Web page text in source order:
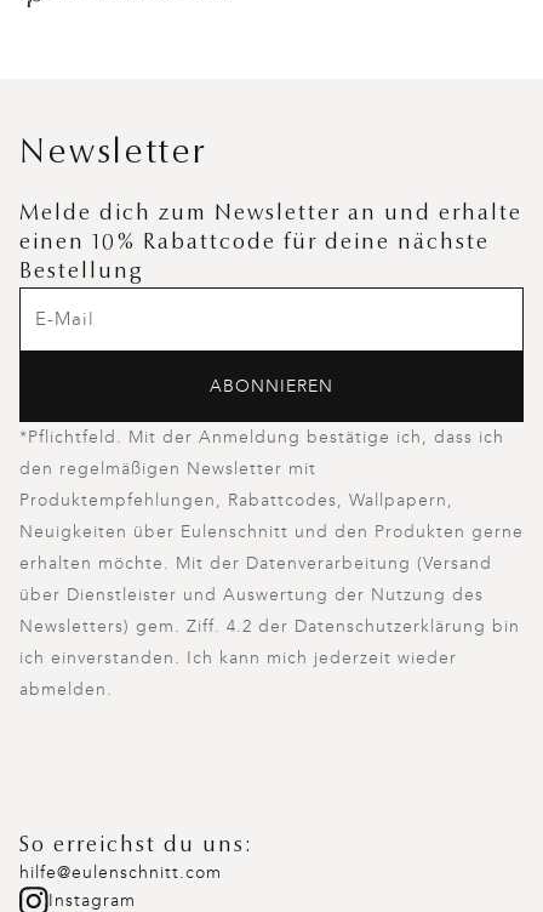
Newsletter
Melde dich zum Newsletter an und erhalte
einen 10% Rabattcode für deine nächste
Bestellung
ABONNIEREN
*Pflichtfeld. Mit der Anmeldung bestätige ich, dass ich
den regelmäßigen Newsletter mit
Produktempfehlungen, Rabattcodes, Wallpapern,
Neuigkeiten über Eulenschnitt und den Produkten gerne
erhalten möchte. Mit der Datenverarbeitung (Versand
über Dienstleister und Auswertung der Nutzung des
Newsletters) gem. Ziff. 4.2 der Datenschutzerklärung bin
ich einverstanden. Ich kann mich jederzeit wieder
abmelden.
So erreichst du uns:
hilfe@eulenschnitt.com
Instagram